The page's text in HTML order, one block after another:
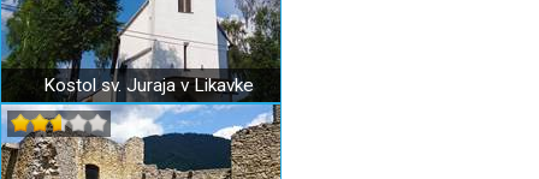
Kostol sv. Juraja v Likavke